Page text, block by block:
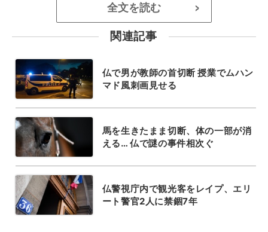
全文を読む >
関連記事
仏で男が教師の首切断 授業でムハン
マド風刺画見せる
馬を生きたまま切断、体の一部が消
える… 仏で謎の事件相次ぐ
仏警視庁内で観光客をレイプ、エリ
ート警官2人に禁錮7年